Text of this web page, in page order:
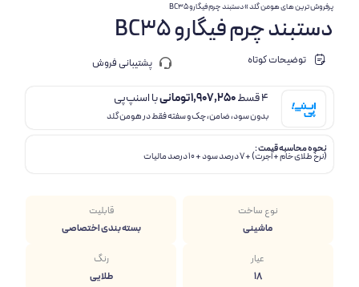
پرفروش ترین های هومن گلد»دستبند چرم فیگارو BC35
دستبند چرم فیگارو BC35
توضیحات کوتاه پشتیبانی فروش
4 قسط 1,907,250تومانیبا اسنپ‌پی
بدون سود، ضامن، چک و سفته فقط در هومن گلد
نحوه محاسبه قیمت :
(نرخ طلای خام + اجرت) + 7 درصد سود + 10 درصد مالیات
نوع ساخت
ماشینی
قابلیت
بسته بندی اختصاصی
عیار
18
رنگ
طلایی